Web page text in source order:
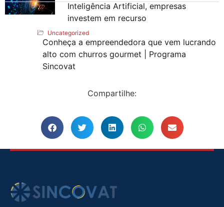
Inteligência Artificial, empresas
investem em recurso
Uncategorized
Conheça a empreendedora que vem lucrando
alto com churros gourmet | Programa
Sincovat
Compartilhe: